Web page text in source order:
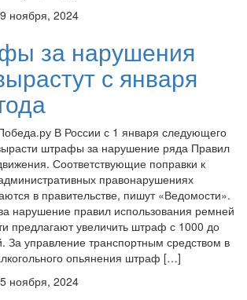
ноября, 2024
за нарушения
с января
В России с 1 января следующего
штрафы за нарушение ряда Правил
Соответствующие поправки к
правонарушениях
в правительстве, пишут «Ведомости».
нарушение правил использования ремней
предлагают увеличить штраф с 1000 до
За управление транспортным средством в
опьянения штраф […]
ноября, 2024